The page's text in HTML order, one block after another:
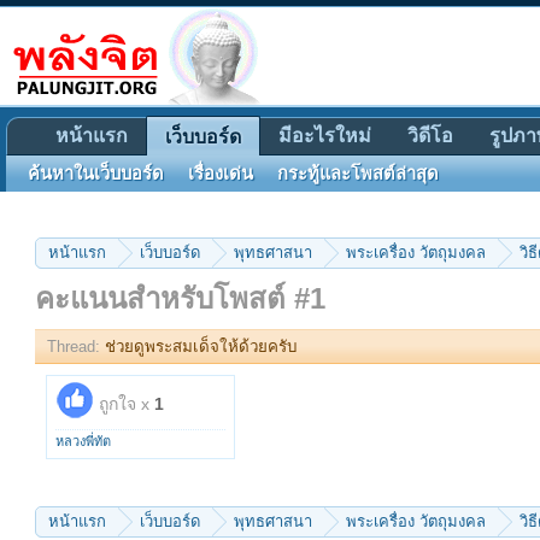
หน้าแรก เว็บบอร์ด พุทธศาสนา พระเครื่อง วัตถุมงคล วิธี
คะแนนสำหรับโพสต์ #1
Thread: ช่วยดูพระสมเด็จให้ด้วยครับ
ถูกใจ x 1
หลวงพี่ทัต
หน้าแรก เว็บบอร์ด พุทธศาสนา พระเครื่อง วัตถุมงคล วิธี
หน้าแรก เว็บบอร์ด
ค้นหาในเว็บบอร์ด เรื่องเด่น กระทู้และโพสต์ล่าสุด
มีอะไรใหม่ วิดีโอ รูปภ